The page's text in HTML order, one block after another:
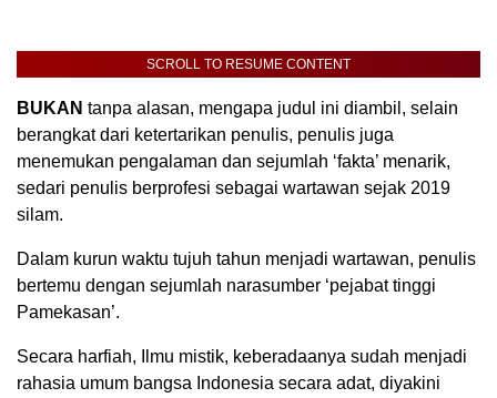
SCROLL TO RESUME CONTENT
BUKAN tanpa alasan, mengapa judul ini diambil, selain
berangkat dari ketertarikan penulis, penulis juga
menemukan pengalaman dan sejumlah ‘fakta’ menarik,
sedari penulis berprofesi sebagai wartawan sejak 2019
silam.
Dalam kurun waktu tujuh tahun menjadi wartawan, penulis
bertemu dengan sejumlah narasumber ‘pejabat tinggi
Pamekasan’.
Secara harfiah, Ilmu mistik, keberadaanya sudah menjadi
rahasia umum bangsa Indonesia secara adat, diyakini